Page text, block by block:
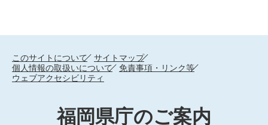
このサイトについて
サイトマップ
個人情報の取扱いについて
免責事項・リンク等
ウェブアクセシビリティ
福岡県庁のご案内